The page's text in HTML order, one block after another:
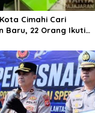
Cimahi Cari
Baru, 22 Orang Ikuti